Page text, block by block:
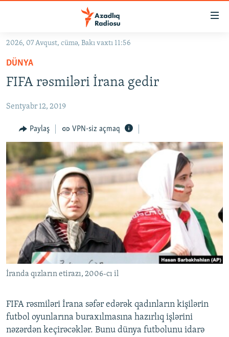
Əsas
qayıt
Əsas
qayıt
#ƏSLINDƏ
FƏRQƏ BAX
QANUNI DOĞRU
ARAŞDIRMA
MULTIMEDIA
FOTOQALEREYA
İNFOQRAFIKA
KARIKATURA
RADIO ARXIV
OXU ZALI
AZƏRBAYCAN ƏDƏBIYYATI KITABXANASI
İSLAM VƏ DEMOKRATIYA
İZ - MƏDƏNIYYƏT PROQRAMI
HAQQIMIZDA
MISSIYAMIZ
PEŞƏ ETIKASI VƏ JURNALISTIKA STANDARTLARIMIZ
MATERIALLARIMIZDAN ISTIFADƏ
BIZIMLƏ ƏLAQƏ
XƏBƏR BÜLLETENLƏRIMIZ
BIZI IZLƏ
2026, 07 Avqust, cümə, Bakı vaxtı 11:56
DÜNYA
FIFA rəsmiləri İrana gedir
Sentyabr 12, 2019
Paylaş VPN-siz açmaq
İranda qızların etirazı, 2006-cı il
FIFA rəsmiləri İrana səfər edərək qadınların kişilərin
futbol oyunlarına buraxılmasına hazırlıq işlərini
nəzərdən keçirəcəklər. Bunu dünya futbolunu idarə